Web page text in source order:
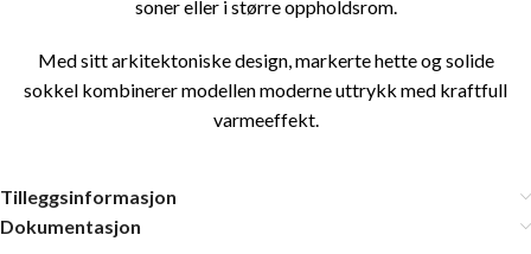
soner eller i større oppholdsrom.
Med sitt arkitektoniske design, markerte hette og solide
sokkel kombinerer modellen moderne uttrykk med kraftfull
varmeeffekt.
Tilleggsinformasjon
Dokumentasjon